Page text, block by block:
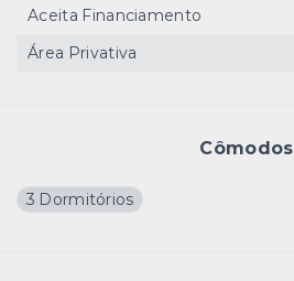
Cômodos
3 Dormitórios
Aceita Financiamento
Área Privativa